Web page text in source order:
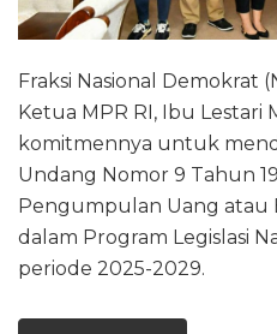
Fraksi Nasional Demokrat
Ketua MPR RI, Ibu Lestari
komitmennya untuk
Undang Nomor 9 Tahun
Pengumpulan Uang atau
dalam Program Legislasi
periode 2025-2029.